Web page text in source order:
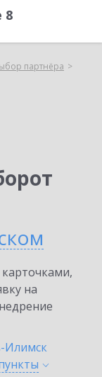
8
партнёра
на
Илимск